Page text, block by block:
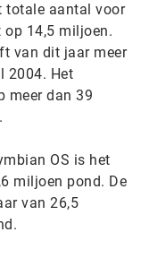
totale aantal voor
14,5 miljoen.
van dit jaar meer
2004. Het
meer dan 39
OS is het
miljoen pond. De
van 26,5